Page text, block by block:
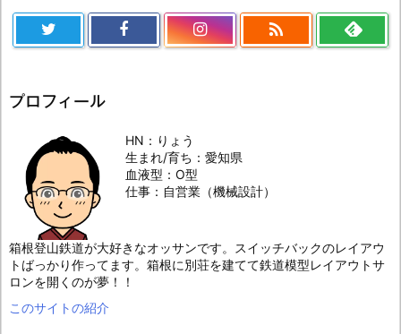

プロフィール
HN：りょう
生まれ/育ち：愛知県
血液型：O型
仕事：自営業（機械設計）
箱根登山鉄道が大好きなオッサンです。スイッチバックのレイアウ
トばっかり作ってます。箱根に別荘を建てて鉄道模型レイアウトサ
ロンを開くのが夢！！
このサイトの紹介